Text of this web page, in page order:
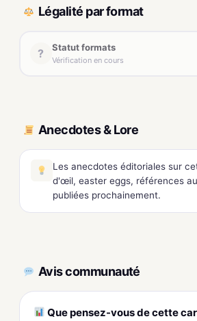
Légalité par format
? Statut formats
Vérification en cours
Anecdotes & Lore
Les anecdotes éditoriales sur
d'œil, easter eggs, références
publiées prochainement.
Avis communauté
Que pensez-vous de cette